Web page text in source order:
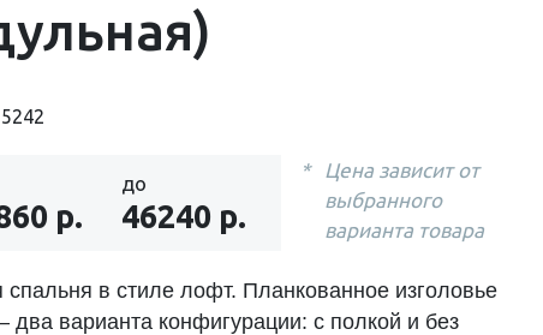
р.
до
46240 р.
Цена зависит от
выбранного
варианта товара
спальня в стиле лофт. Планкованное изголовье
два варианта конфигурации: с полкой и без